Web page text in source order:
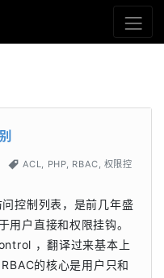
ACL PHP RBAC 权限控
控制列表，是前几年盛
用户直接和权限挂钩。
，翻译过来基本上
的核心是用户只和